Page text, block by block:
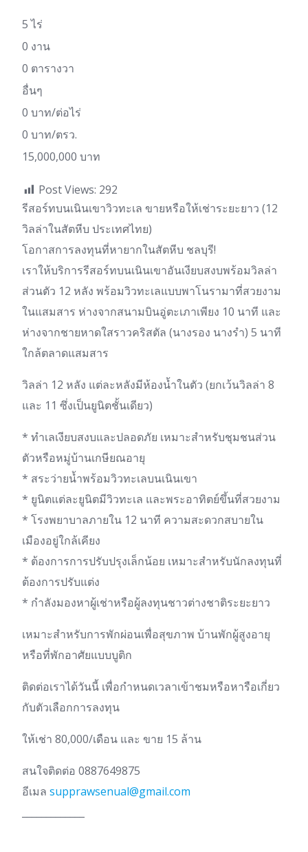
5 ไร่
0 งาน
0 ตารางวา
อื่นๆ
0 บาท/ต่อไร่
0 บาท/ตรว.
15,000,000 บาท
Post Views: 292
รีสอร์ทบนเนินเขาวิวทะเล ขายหรือให้เช่าระยะยาว (12
วิลล่าในสัตหีบ ประเทศไทย)
โอกาสการลงทุนที่หายากในสัตหีบ ชลบุรี!
เราให้บริการรีสอร์ทบนเนินเขาอันเงียบสงบพร้อมวิลล่า
ส่วนตัว 12 หลัง พร้อมวิวทะเลแบบพาโนรามาที่สวยงาม
ในแสมสาร ห่างจากสนามบินอู่ตะเภาเพียง 10 นาที และ
ห่างจากชายหาดใสราวคริสตัล (นางรอง นางรำ) 5 นาที
ใกล้ตลาดแสมสาร
วิลล่า 12 หลัง แต่ละหลังมีห้องน้ำในตัว (ยกเว้นวิลล่า 8
และ 11 ซึ่งเป็นยูนิตชั้นเดียว)
* ทำเลเงียบสงบและปลอดภัย เหมาะสำหรับชุมชนส่วน
ตัวหรือหมู่บ้านเกษียณอายุ
* สระว่ายน้ำพร้อมวิวทะเลบนเนินเขา
* ยูนิตแต่ละยูนิตมีวิวทะเล และพระอาทิตย์ขึ้นที่สวยงาม
* โรงพยาบาลภายใน 12 นาที ความสะดวกสบายใน
เมืองอยู่ใกล้เคียง
* ต้องการการปรับปรุงเล็กน้อย เหมาะสำหรับนักลงทุนที่
ต้องการปรับแต่ง
* กำลังมองหาผู้เช่าหรือผู้ลงทุนชาวต่างชาติระยะยาว
เหมาะสำหรับการพักผ่อนเพื่อสุขภาพ บ้านพักผู้สูงอายุ
หรือที่พักอาศัยแบบบูติก
ติดต่อเราได้วันนี้ เพื่อกำหนดเวลาเข้าชมหรือหารือเกี่ยว
กับตัวเลือกการลงทุน
ให้เช่า 80,000/เดือน และ ขาย 15 ล้าน
สนใจติดต่อ 0887649875
อีเมล supprawsenual@gmail.com